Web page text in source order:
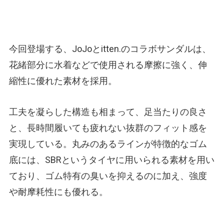
今回登場する、JoJoとitten.のコラボサンダルは、
花緒部分に水着などで使用される摩擦に強く、伸
縮性に優れた素材を採用。
工夫を凝らした構造も相まって、足当たりの良さ
と、長時間履いても疲れない抜群のフィット感を
実現している。丸みのあるラインが特徴的なゴム
底には、SBRというタイヤに用いられる素材を用い
ており、ゴム特有の臭いを抑えるのに加え、強度
や耐摩耗性にも優れる。